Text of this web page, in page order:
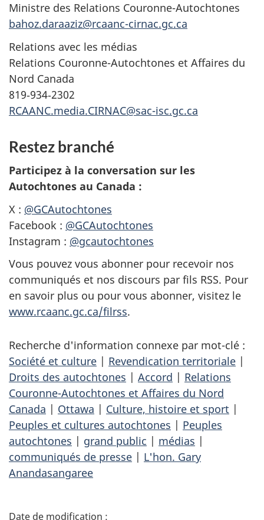
Ministre des Relations Couronne-Autochtones
bahoz.daraaziz@rcaanc-cirnac.gc.ca
Relations avec les médias
Relations Couronne-Autochtones et Affaires du
Nord Canada
819‑934‑2302
RCAANC.media.CIRNAC@sac-isc.gc.ca
Restez branché
Participez à la conversation sur les
Autochtones au Canada :
X : @GCAutochtones
Facebook : @GCAutochtones
Instagram : @gcautochtones
Vous pouvez vous abonner pour recevoir nos
communiqués et nos discours par fils RSS. Pour
en savoir plus ou pour vous abonner, visitez le
www.rcaanc.gc.ca/filrss.
Recherche d'information connexe par mot-clé :
Société et culture | Revendication territoriale |
Droits des autochtones | Accord | Relations
Couronne-Autochtones et Affaires du Nord
Canada | Ottawa | Culture, histoire et sport |
Peuples et cultures autochtones | Peuples
autochtones | grand public | médias |
communiqués de presse | L'hon. Gary
Anandasangaree
D